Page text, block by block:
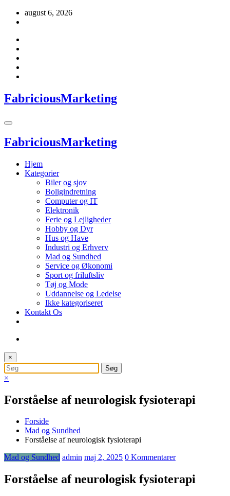
Videreaugust 6, 2026
FabriciousMarketing
FabriciousMarketing
Hjem
Kategorier
Biler og sjov
Boligindretning
Computer og IT
Elektronik
Ferie og Lejligheder
Hobby og Dyr
Hus og Have
Industri og Erhverv
Mad og Sundhed
Service og Økonomi
Sport og friluftsliv
Tøj og Mode
Uddannelse og Ledelse
Ikke kategoriseret
Kontakt Os
×
×
Forståelse af neurologisk fysioterapi
Forside
Mad og Sundhed
Forståelse af neurologisk fysioterapi
Mad og Sundhed admin maj 2, 2025 0 Kommentarer
Forståelse af neurologisk fysioterapi